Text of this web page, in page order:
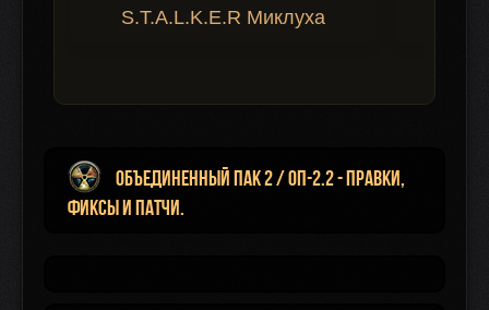
S.T.A.L.K.E.R Миклуха
Объединенный ПАК 2 / ОП-2.2 - Правки,
Фиксы и Патчи.